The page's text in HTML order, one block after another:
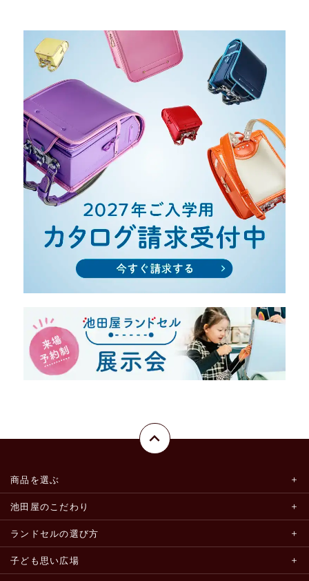
商品を選ぶ
池田屋のこだわり
ランドセルの選び方
子ども思い広場